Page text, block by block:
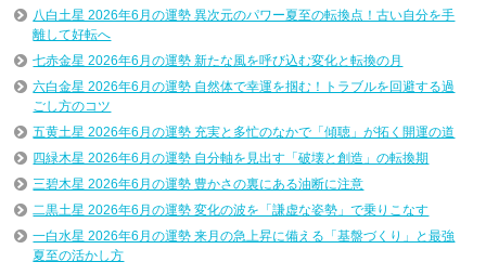
八白土星 2026年6月の運勢 異次元のパワー夏至の転換点！古い自分を手
離して好転へ
七赤金星 2026年6月の運勢 新たな風を呼び込む変化と転換の月
六白金星 2026年6月の運勢 自然体で幸運を掴む！トラブルを回避する過
ごし方のコツ
五黄土星 2026年6月の運勢 充実と多忙のなかで「傾聴」が拓く開運の道
四緑木星 2026年6月の運勢 自分軸を見出す「破壊と創造」の転換期
三碧木星 2026年6月の運勢 豊かさの裏にある油断に注意
二黒土星 2026年6月の運勢 変化の波を「謙虚な姿勢」で乗りこなす
一白水星 2026年6月の運勢 来月の急上昇に備える「基盤づくり」と最強
夏至の活かし方